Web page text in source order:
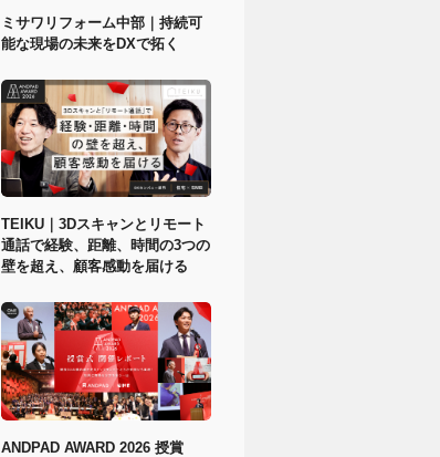
ミサワリフォーム中部｜持続可
能な現場の未来をDXで拓く
TEIKU｜3Dスキャンとリモート
通話で経験、距離、時間の3つの
壁を超え、顧客感動を届ける
ANDPAD AWARD 2026 授賞